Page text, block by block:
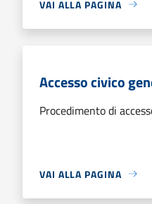
VAI ALLA PAGINA
Accesso civico
Procedimento di
VAI ALLA PAGINA